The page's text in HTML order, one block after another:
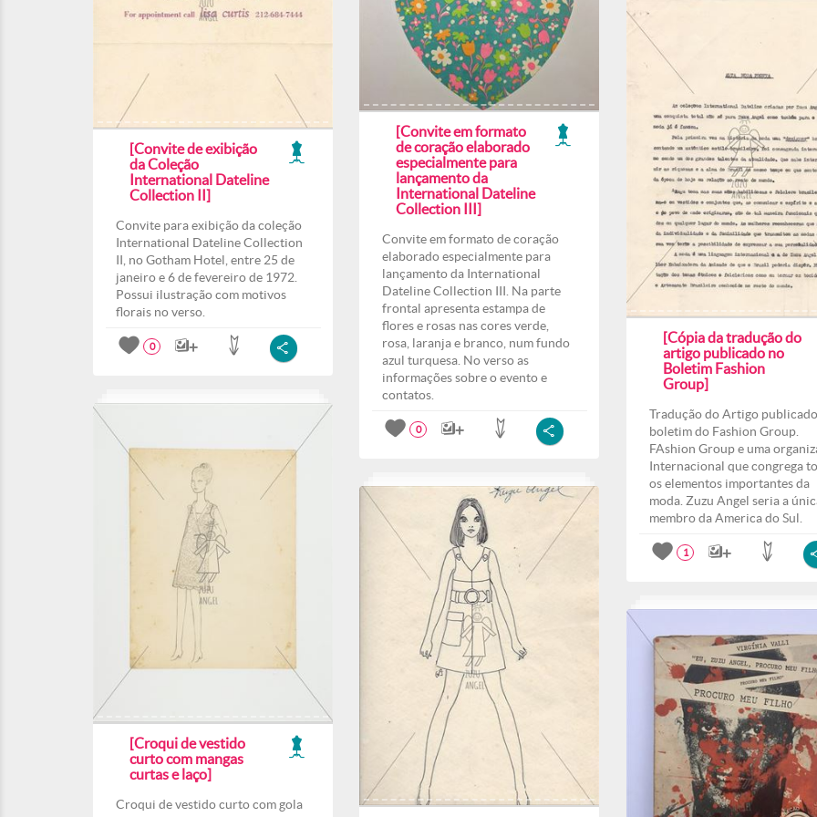
[Convite de exibição
da Coleção
International Dateline
Collection II]
Convite para exibição da coleção
International Dateline Collection
II, no Gotham Hotel, entre 25 de
janeiro e 6 de fevereiro de 1972.
Possui ilustração com motivos
florais no verso.
0
[Convite em formato
de coração elaborado
especialmente para
lançamento da
International Dateline
Collection III]
Convite em formato de coração
elaborado especialmente para
lançamento da International
Dateline Collection III. Na parte
frontal apresenta estampa de
flores e rosas nas cores verde,
rosa, laranja e branco, num fundo
azul turquesa. No verso as
informações sobre o evento e
contatos.
0
[Cópia da tradução do
artigo publicado no
Boletim Fashion
Group]
Tradução do Artigo
boletim do Fashion Group.
FAshion Group e uma
Internacional que congrega
os elementos importantes da
moda. Zuzu Angel seria a
membro da America do Sul.
1
[Croqui de vestido
curto com mangas
curtas e laço]
Croqui de vestido curto com gola